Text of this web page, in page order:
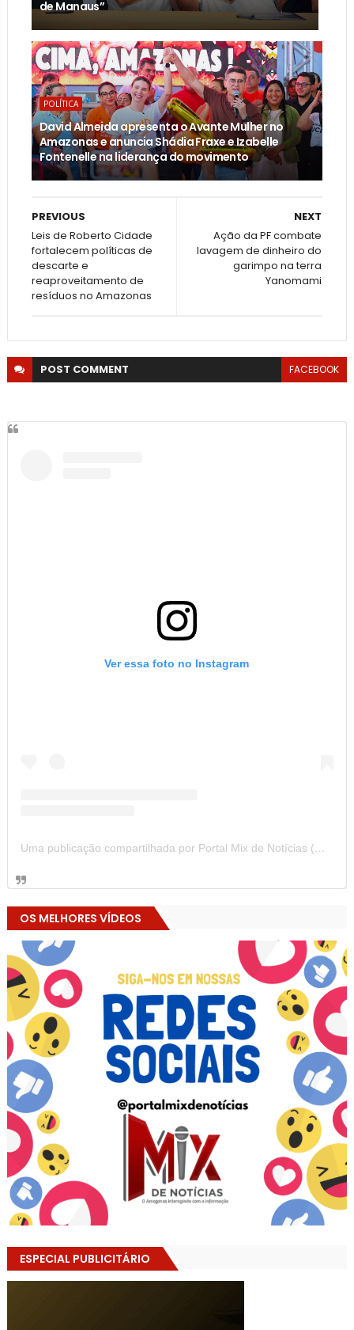
de Manaus”
POLÍTICA
David Almeida apresenta o Avante Mulher no
Amazonas e anuncia Shádia Fraxe e Izabelle
Fontenelle na liderança do movimento
NEXT
Ação da PF combate
lavagem de dinheiro do
garimpo na terra
Yanomami
PREVIOUS
Leis de Roberto Cidade
fortalecem políticas de
descarte e
reaproveitamento de
resíduos no Amazonas
POST COMMENT FACEBOOK
Ver essa foto no Instagram
Uma publicação compartilhada por Portal Mix de Notícias (@portalmixdenoticias)
OS MELHORES VÍDEOS
ESPECIAL PUBLICITÁRIO